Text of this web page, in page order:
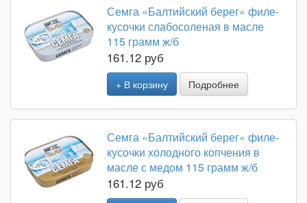
Семга «Балтийский берег» филе-
кусочки слабосоленая в масле
115 грамм ж/б
161.12 руб
+ В корзину Подробнее
Семга «Балтийский берег» филе-
кусочки холодного копчения в
масле с медом 115 грамм ж/б
161.12 руб